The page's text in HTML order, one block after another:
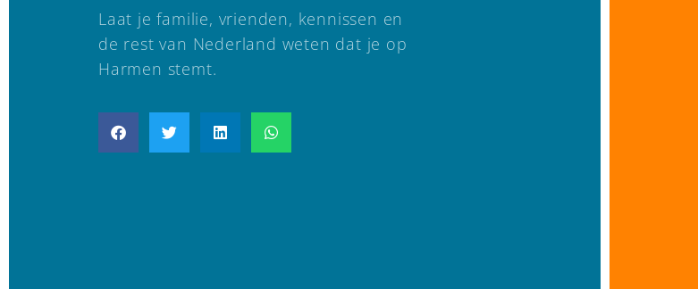
Laat je familie, vrienden, kennissen en
de rest van Nederland weten dat je op
Harmen stemt.